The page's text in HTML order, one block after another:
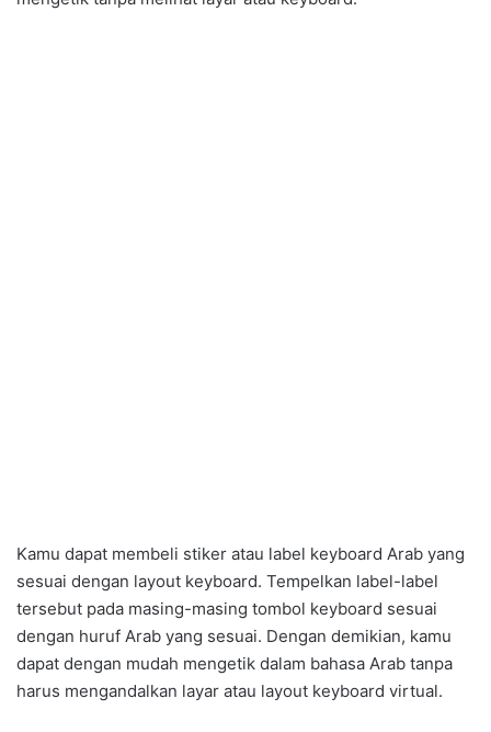
Kamu dapat membeli stiker atau label keyboard Arab yang
sesuai dengan layout keyboard. Tempelkan label-label
tersebut pada masing-masing tombol keyboard sesuai
dengan huruf Arab yang sesuai. Dengan demikian, kamu
dapat dengan mudah mengetik dalam bahasa Arab tanpa
harus mengandalkan layar atau layout keyboard virtual.